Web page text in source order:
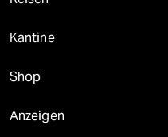
Kantine
Shop
Anzeigen